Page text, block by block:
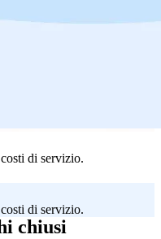
di servizio.
di servizio.
chiusi